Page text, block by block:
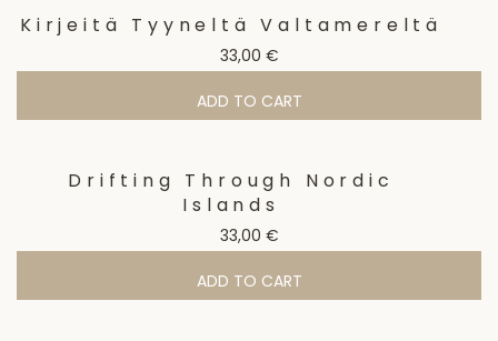
Kirjeitä Tyyneltä Valtamereltä
33,00 €
ADD TO CART
Drifting Through Nordic
Islands
33,00 €
ADD TO CART